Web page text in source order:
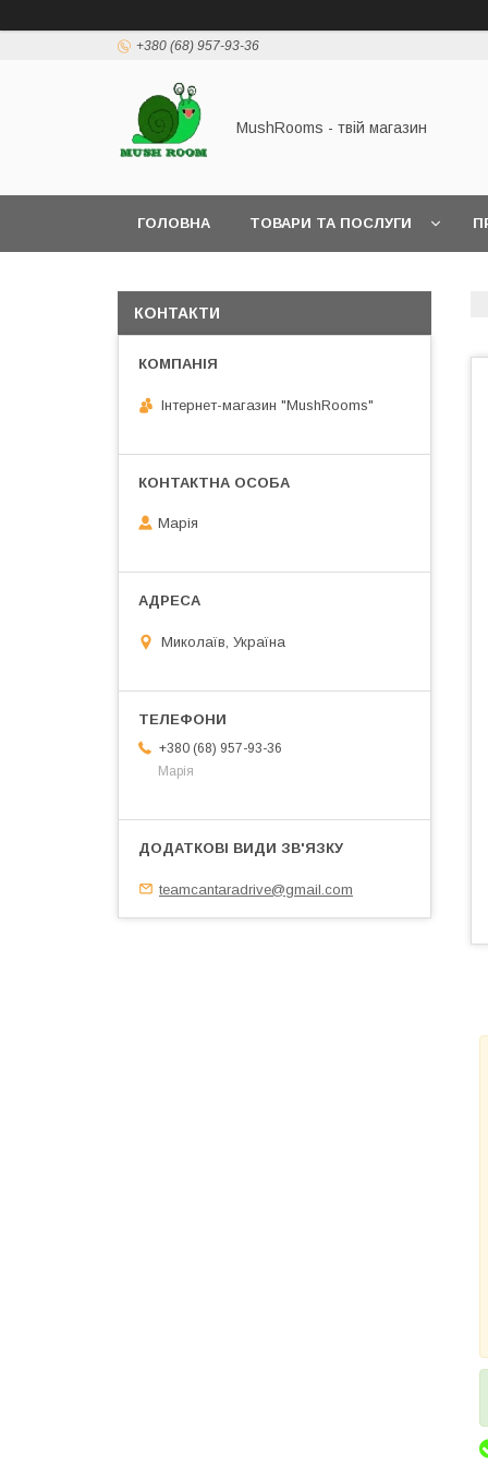
+380 (68) 957-93-36
MushRooms - твій магазин
ГОЛОВНА ТОВАРИ ТА ПОСЛУГИ
КОНТАКТИ
Інтернет-магазин "MushRooms"
Марія
Миколаїв, Україна
+380 (68) 957-93-36
Марія
teamcantaradrive@gmail.com